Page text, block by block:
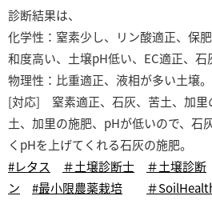
診断結果は、
化学性：窒素少し、リン酸適正、保
和度高い、土壌pH低い、EC適正、石
物理性：比重適正、液相が多い土壌。
[対応] 窒素適正、石灰、苦土、加里
土、加里の施肥、pHが低いので、石
くpHを上げてくれる石灰の施肥。
#レタス
＃土壌診断士 ＃土壌診断
ン
#最小限農薬栽培 ＃